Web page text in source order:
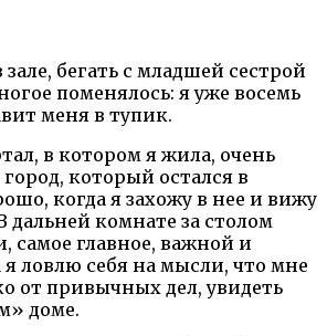
бегать с младшей сестрой
поменялось: я уже восемь
меня в тупик.
в котором я жила, очень
который остался в
когда я захожу в нее и вижу
комнате за столом
самое главное, важной и
я ловлю себя на мысли, что мне
от привычных дел, увидеть
доме.